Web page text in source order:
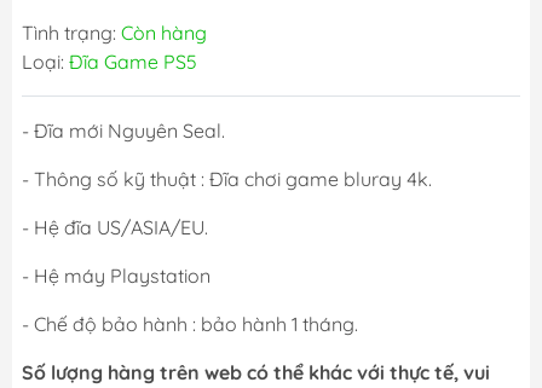
Tình trạng: Còn hàng
Loại: Đĩa Game PS5
- Đĩa mới Nguyên Seal.
- Thông số kỹ thuật : Đĩa chơi game bluray 4k.
- Hệ đĩa US/ASIA/EU.
- Hệ máy Playstation
- Chế độ bảo hành : bảo hành 1 tháng.
Số lượng hàng trên web có thể khác với thực tế, vui